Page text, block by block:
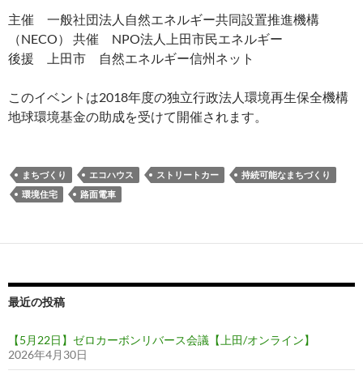
主催 一般社団法人自然エネルギー共同設置推進機構
（NECO） 共催 NPO法人上田市民エネルギー
後援 上田市 自然エネルギー信州ネット
このイベントは2018年度の独立行政法人環境再生保全機構
地球環境基金の助成を受けて開催されます。
まちづくり エコハウス ストリートカー
持続可能なまちづくり
環境住宅
路面電車
最近の投稿
【5月22日】ゼロカーボンリバース会議【上田/オンライン】
2026年4月30日